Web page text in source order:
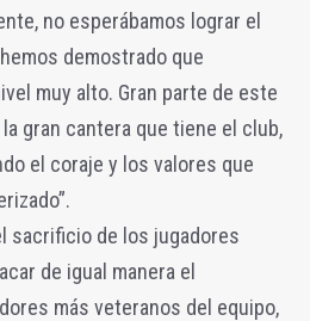
no esperábamos lograr el
demostrado que
muy alto. Gran parte de este
gran cantera que tiene el club,
el coraje y los valores que
sacrificio de los jugadores
de igual manera el
más veteranos del equipo,